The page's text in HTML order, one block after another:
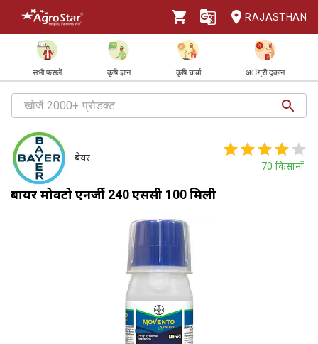
RAJASTHAN
सभी फसलें कृषि ज्ञान कृषि चर्चा अॅग्री दुकान
बेयर
70 किसानों
बायर मोवेंटो एनर्जी 240 एससी 100 मिली